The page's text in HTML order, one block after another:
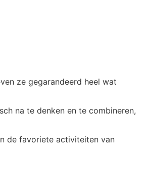
ze gegarandeerd heel wat
na te denken en te combineren,
de favoriete activiteiten van